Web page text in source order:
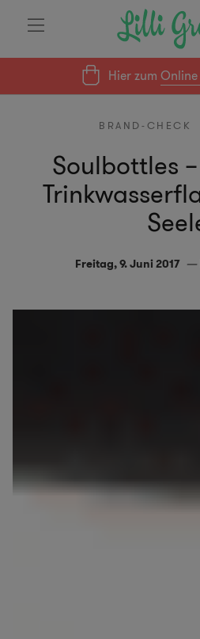
Hier zum
BRAND-CHECK
Soulbottles
Freitag, 9. Juni 2017